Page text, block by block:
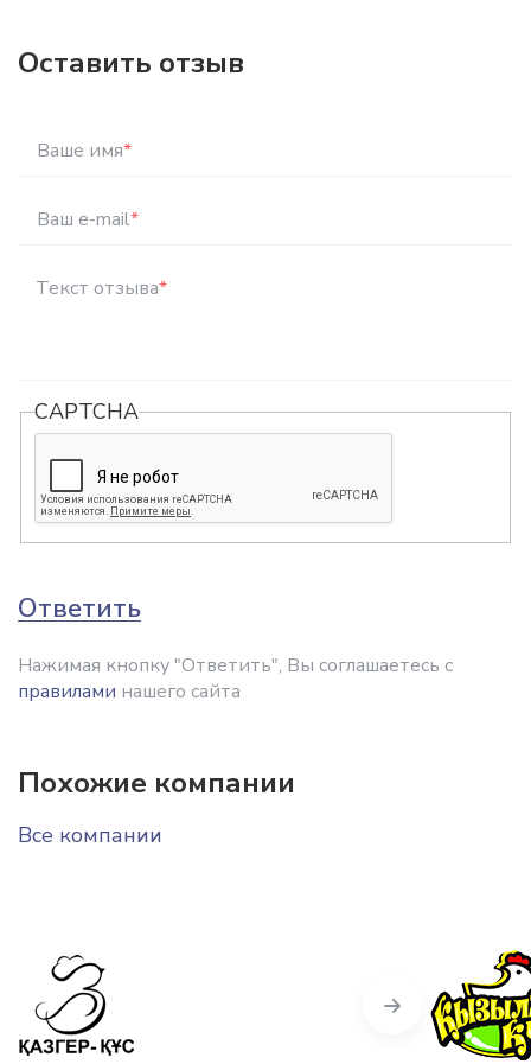
Оставить отзыв
Ваше имя*
Ваш e-mail*
Текст отзыва*
CAPTCHA
Ответить
Нажимая кнопку "Ответить", Вы соглашаетесь с
правилами нашего сайта
Похожие компании
Все компании
Next